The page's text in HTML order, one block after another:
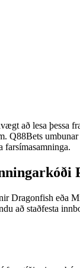
að lesa
Q88Bets
farsímasamninga.
Dragonfish eða
að staðfesta